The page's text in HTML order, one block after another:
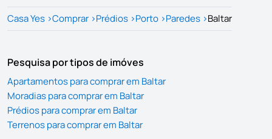
Casa Yes >Comprar >Prédios >Porto >Paredes >Baltar
Pesquisa por tipos de imóves
Apartamentos para comprar em Baltar
Moradias para comprar em Baltar
Prédios para comprar em Baltar
Terrenos para comprar em Baltar